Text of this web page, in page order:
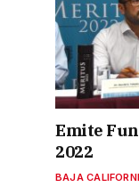
Emite
2022
BAJA